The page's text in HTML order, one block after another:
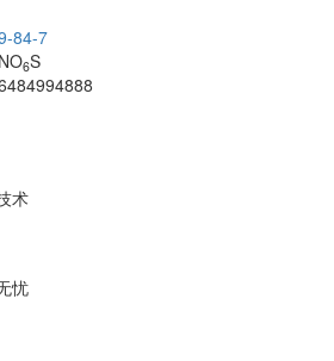
84-7
NO6S
术
忧